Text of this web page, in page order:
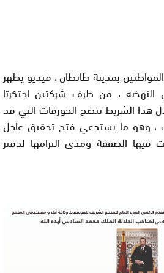
بمدينة طانطان ، فيديو يظهر
، من طرف شركتين احتكرتا
هذا الشريط تتضح الخورقات التي قد
، وهو ما يستدعي فتح تحقيق عاجل
الصفقة ومذى التزامها لدفتر